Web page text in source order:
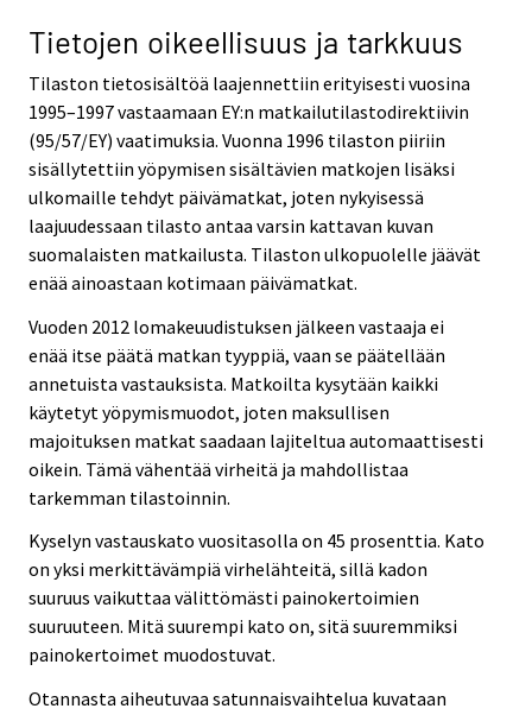
Tietojen oikeellisuus ja tarkkuus
Tilaston tietosisältöä laajennettiin erityisesti vuosina
1995–1997 vastaamaan EY:n matkailutilastodirektiivin
(95/57/EY) vaatimuksia. Vuonna 1996 tilaston piiriin
sisällytettiin yöpymisen sisältävien matkojen lisäksi
ulkomaille tehdyt päivämatkat, joten nykyisessä
laajuudessaan tilasto antaa varsin kattavan kuvan
suomalaisten matkailusta. Tilaston ulkopuolelle jäävät
enää ainoastaan kotimaan päivämatkat.
Vuoden 2012 lomakeuudistuksen jälkeen vastaaja ei
enää itse päätä matkan tyyppiä, vaan se päätellään
annetuista vastauksista. Matkoilta kysytään kaikki
käytetyt yöpymismuodot, joten maksullisen
majoituksen matkat saadaan lajiteltua automaattisesti
oikein. Tämä vähentää virheitä ja mahdollistaa
tarkemman tilastoinnin.
Kyselyn vastauskato vuositasolla on 45 prosenttia. Kato
on yksi merkittävämpiä virhelähteitä, sillä kadon
suuruus vaikuttaa välittömästi painokertoimien
suuruuteen. Mitä suurempi kato on, sitä suuremmiksi
painokertoimet muodostuvat.
Otannasta aiheutuvaa satunnaisvaihtelua kuvataan